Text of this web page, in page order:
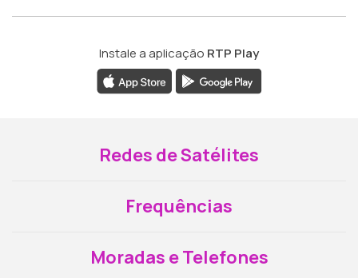
Instale a aplicação RTP Play
Redes de Satélites
Frequências
Moradas e Telefones